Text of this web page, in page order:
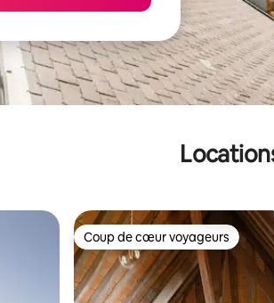
Coup de cœur voyageurs
Coup de cœur voyageurs